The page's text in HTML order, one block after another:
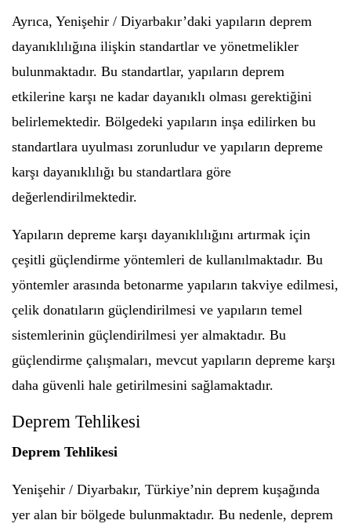
Ayrıca, Yenişehir / Diyarbakır’daki yapıların deprem
dayanıklılığına ilişkin standartlar ve yönetmelikler
bulunmaktadır. Bu standartlar, yapıların deprem
etkilerine karşı ne kadar dayanıklı olması gerektiğini
belirlemektedir. Bölgedeki yapıların inşa edilirken bu
standartlara uyulması zorunludur ve yapıların depreme
karşı dayanıklılığı bu standartlara göre
değerlendirilmektedir.
Yapıların depreme karşı dayanıklılığını artırmak için
çeşitli güçlendirme yöntemleri de kullanılmaktadır. Bu
yöntemler arasında betonarme yapıların takviye edilmesi,
çelik donatıların güçlendirilmesi ve yapıların temel
sistemlerinin güçlendirilmesi yer almaktadır. Bu
güçlendirme çalışmaları, mevcut yapıların depreme karşı
daha güvenli hale getirilmesini sağlamaktadır.
Deprem Tehlikesi
Deprem Tehlikesi
Yenişehir / Diyarbakır, Türkiye’nin deprem kuşağında
yer alan bir bölgede bulunmaktadır. Bu nedenle, deprem